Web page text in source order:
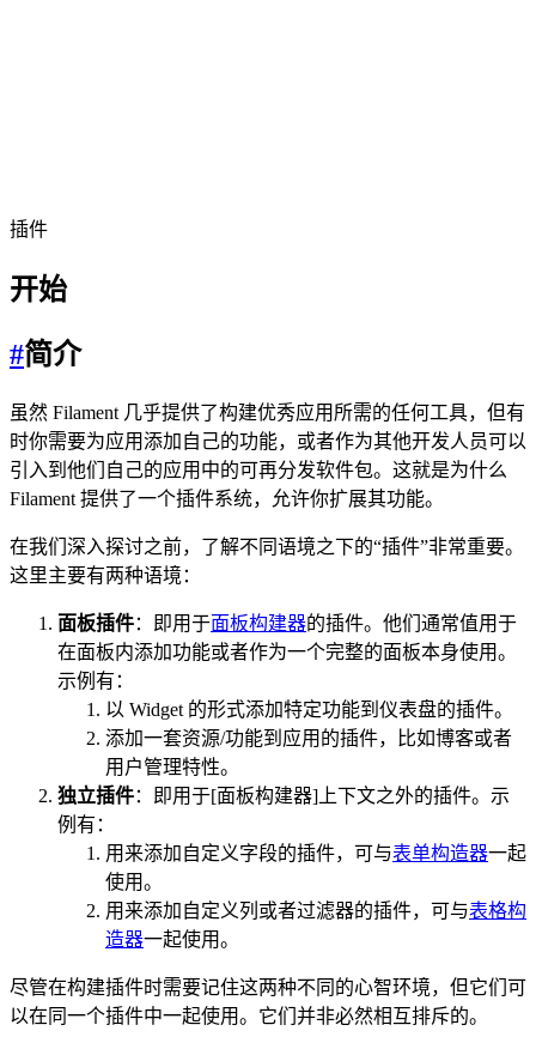
插件
开始
#简介
虽然 Filament 几乎提供了构建优秀应用所需的任何工具，但有
时你需要为应用添加自己的功能，或者作为其他开发人员可以
引入到他们自己的应用中的可再分发软件包。这就是为什么
Filament 提供了一个插件系统，允许你扩展其功能。
在我们深入探讨之前，了解不同语境之下的“插件”非常重要。
这里主要有两种语境：
面板插件：即用于面板构建器的插件。他们通常值用于
在面板内添加功能或者作为一个完整的面板本身使用。
示例有：
以 Widget 的形式添加特定功能到仪表盘的插件。
添加一套资源/功能到应用的插件，比如博客或者
用户管理特性。
独立插件：即用于[面板构建器]上下文之外的插件。示
例有：
用来添加自定义字段的插件，可与表单构造器一起
使用。
用来添加自定义列或者过滤器的插件，可与表格构
造器一起使用。
尽管在构建插件时需要记住这两种不同的心智环境，但它们可
以在同一个插件中一起使用。它们并非必然相互排斥的。